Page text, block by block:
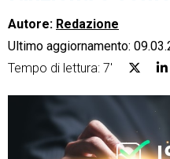
Ecommerce
Email Marketing
Autore: Redazione
Ultimo aggiornamento:
Tempo di lettura: 7'